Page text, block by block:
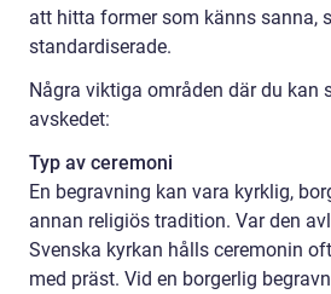
att hitta former som känns sanna,
standardiserade.
Några viktiga områden där du kan
avskedet:
Typ av ceremoni
En begravning kan vara kyrklig,
annan religiös tradition. Var den
Svenska kyrkan hålls ceremonin
med präst. Vid en borgerlig